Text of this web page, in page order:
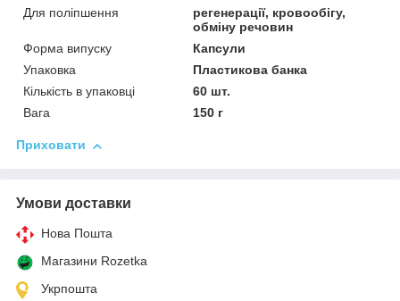
Для поліпшення
регенерації, кровообігу,
обміну речовин
Форма випуску
Капсули
Упаковка
Пластикова банка
Кількість в упаковці
60 шт.
Вага
150 г
Приховати
Умови доставки
Нова Пошта
Магазини Rozetka
Укрпошта